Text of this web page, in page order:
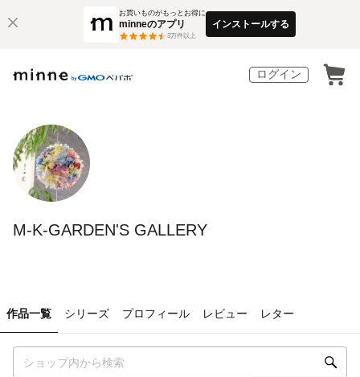
お買いものがもっとお得に
minneのアプリ
3万件以上
インストールする
ログイン
M-K-GARDEN'S GALLERY
作品一覧 シリーズ プロフィール レビュー レター